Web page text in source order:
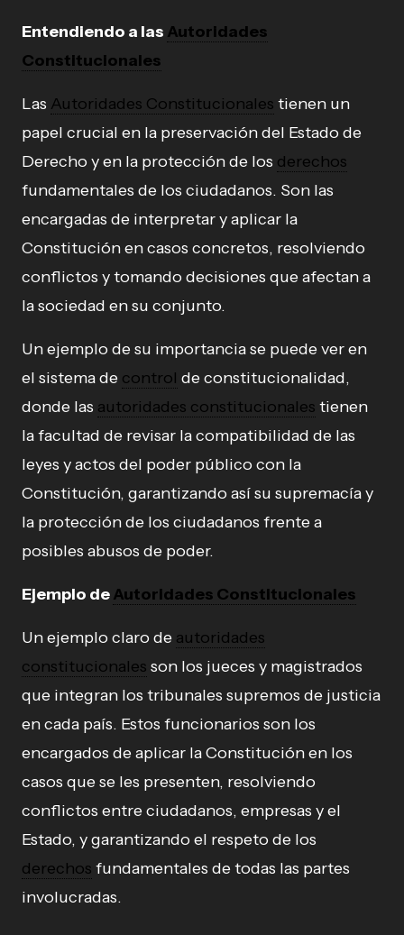
Entendiendo a las Autoridades
Constitucionales
Las Autoridades Constitucionales tienen un
papel crucial en la preservación del Estado de
Derecho y en la protección de los derechos
fundamentales de los ciudadanos. Son las
encargadas de interpretar y aplicar la
Constitución en casos concretos, resolviendo
conflictos y tomando decisiones que afectan a
la sociedad en su conjunto.
Un ejemplo de su importancia se puede ver en
el sistema de control de constitucionalidad,
donde las autoridades constitucionales tienen
la facultad de revisar la compatibilidad de las
leyes y actos del poder público con la
Constitución, garantizando así su supremacía y
la protección de los ciudadanos frente a
posibles abusos de poder.
Ejemplo deAutoridades Constitucionales
Un ejemplo claro de autoridades
constitucionales son los jueces y magistrados
que integran los tribunales supremos de justicia
en cada país. Estos funcionarios son los
encargados de aplicar la Constitución en los
casos que se les presenten, resolviendo
conflictos entre ciudadanos, empresas y el
Estado, y garantizando el respeto de los
derechos fundamentales de todas las partes
involucradas.